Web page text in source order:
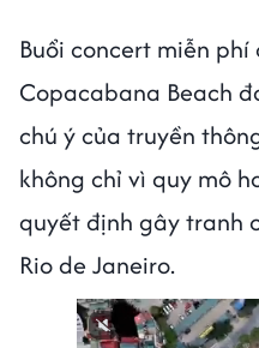
Buổi concert miễn phí
Copacabana Beach
chú ý của truyền
không chỉ vì quy mô
quyết định gây tranh
Rio de Janeiro.